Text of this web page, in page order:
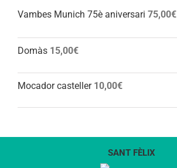
Vambes Munich 75è aniversari 75,00€
Domàs 15,00€
Mocador casteller 10,00€
SANT FÈLIX